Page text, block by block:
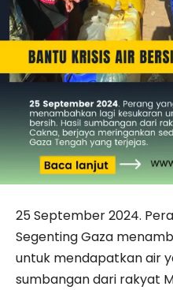
25 September 2024.
Segenting Gaza
untuk mendapatkan air
sumbangan dari rakyat